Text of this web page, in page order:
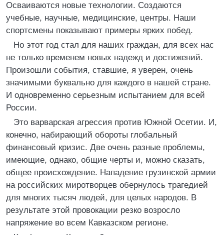
Осваиваются новые технологии. Создаются
учебные, научные, медицинские, центры. Наши
спортсмены показывают примеры ярких побед.
Но этот год стал для наших граждан, для всех нас
не только временем новых надежд и достижений.
Произошли события, ставшие, я уверен, очень
значимыми буквально для каждого в нашей стране.
И одновременно серьезным испытанием для всей
России.
Это варварская агрессия против Южной Осетии. И,
конечно, набирающий обороты глобальный
финансовый кризис. Две очень разные проблемы,
имеющие, однако, общие черты и, можно сказать,
общее происхождение. Нападение грузинской армии
на российских миротворцев обернулось трагедией
для многих тысяч людей, для целых народов. В
результате этой провокации резко возросло
напряжение во всем Кавказском регионе.